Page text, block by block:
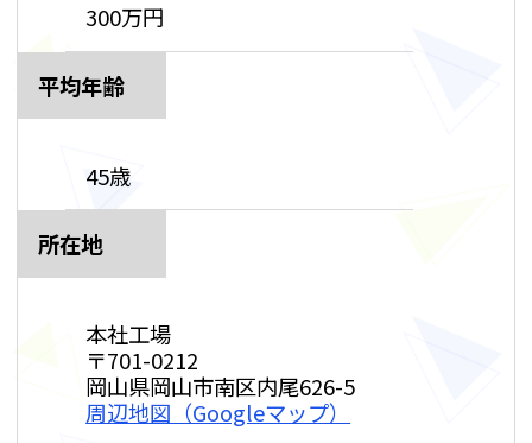
300万円
平均年齢
45歳
所在地
本社工場
〒701-0212
岡山県岡山市南区内尾626-5
周辺地図（Googleマップ）